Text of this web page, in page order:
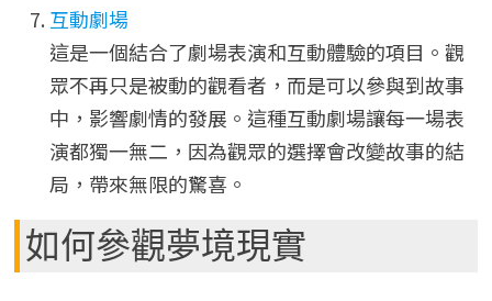
互動劇場
這是一個結合了劇場表演和互動體驗的項目。觀
眾不再只是被動的觀看者，而是可以參與到故事
中，影響劇情的發展。這種互動劇場讓每一場表
演都獨一無二，因為觀眾的選擇會改變故事的結
局，帶來無限的驚喜。
如何參觀夢境現實